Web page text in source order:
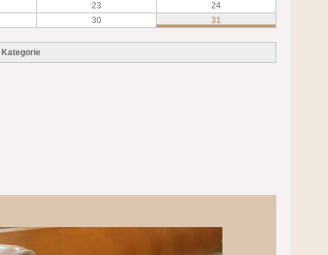
23
24
30 31
Kategorie